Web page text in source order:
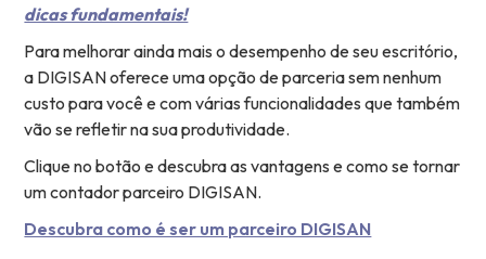
dicas fundamentais!
Para melhorar ainda mais o desempenho de seu escritório,
a DIGISAN oferece uma opção de parceria sem nenhum
custo para você e com várias funcionalidades que também
vão se refletir na sua produtividade.
Clique no botão e descubra as vantagens e como se tornar
um contador parceiro DIGISAN.
Descubra como é ser um parceiro DIGISAN